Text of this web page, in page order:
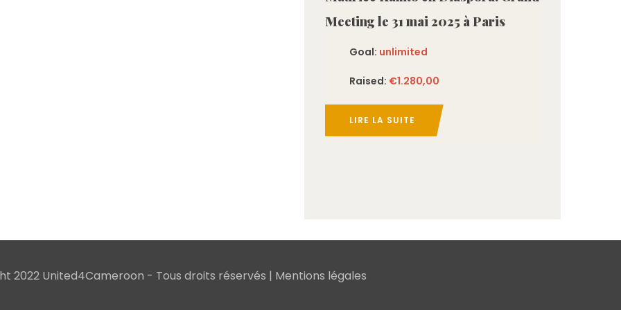
Meeting le 31 mai 2025 à Paris
Goal: unlimited
Raised: €1.280,00
LIRE LA SUITE
2022 United4Cameroon - Tous droits réservés | Mentions légales